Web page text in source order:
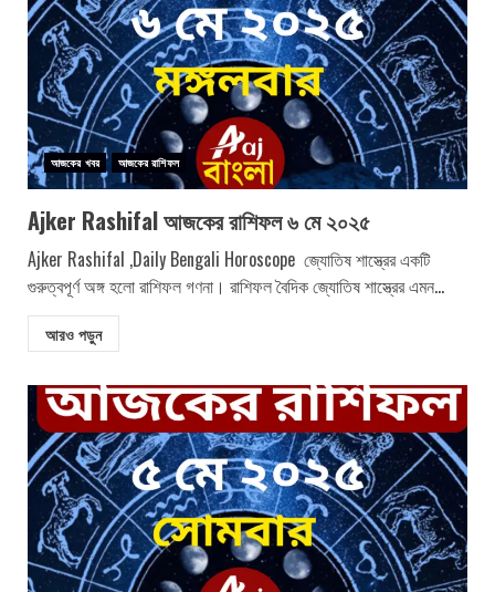
আজকের খবর আজকের রাশিফল
Ajker Rashifal আজকের রাশিফল ৬ মে ২০২৫
Ajker Rashifal ,Daily Bengali Horoscope জ্যোতিষ শাস্ত্রের একটি
গুরুত্বপূর্ণ অঙ্গ হলো রাশিফল গণনা। রাশিফল বৈদিক জ্যোতিষ শাস্ত্রের এমন...
আরও পড়ুন